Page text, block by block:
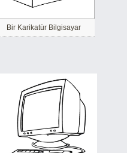
Bir Karikatür Bilgisayar